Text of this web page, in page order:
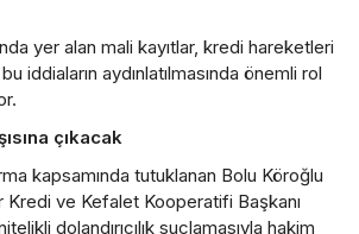
yer alan mali kayıtlar, kredi hareketleri
iddiaların aydınlatılmasında önemli rol
çıkacak
kapsamında tutuklanan Bolu Köroğlu
Kredi ve Kefalet Kooperatifi Başkanı
dolandırıcılık suçlamasıyla hakim